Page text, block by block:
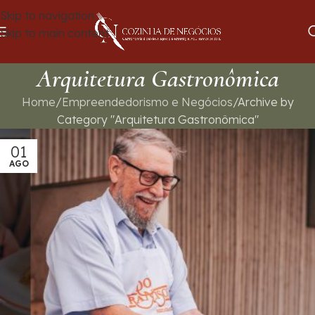
Skip to navigation
Skip to main content
Arquitetura Gastronômica
Home Empreendedorismo e Negócios Archive by
Category "Arquitetura Gastronômica"
01
AGO